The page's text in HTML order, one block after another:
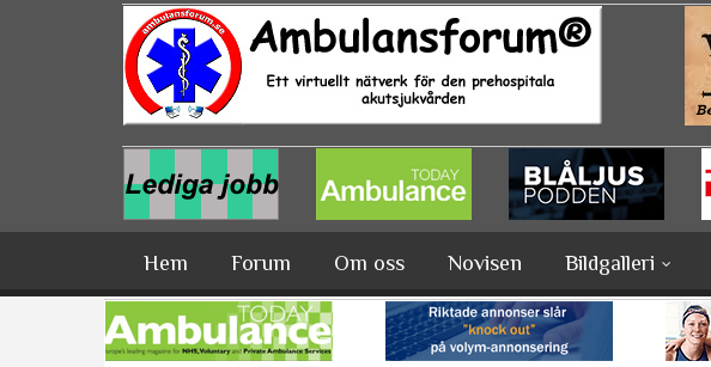
Hoppa till huvudinnehåll
Hem Forum Om oss Novisen Bildgalleri